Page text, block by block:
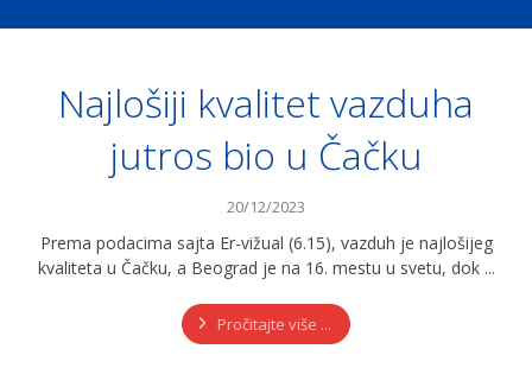
Najlošiji kvalitet vazduha
jutros bio u Čačku
20/12/2023
Prema podacima sajta Er-vižual (6.15), vazduh je najlošijeg
kvaliteta u Čačku, a Beograd je na 16. mestu u svetu, dok ...
Pročitajte više ...